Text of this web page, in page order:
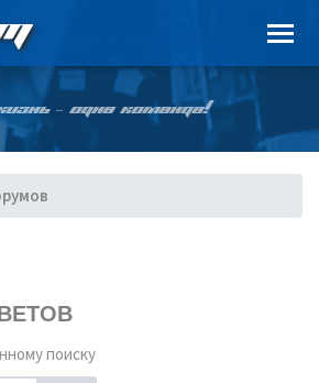
– ОДНА КОМАНДА!
поиску